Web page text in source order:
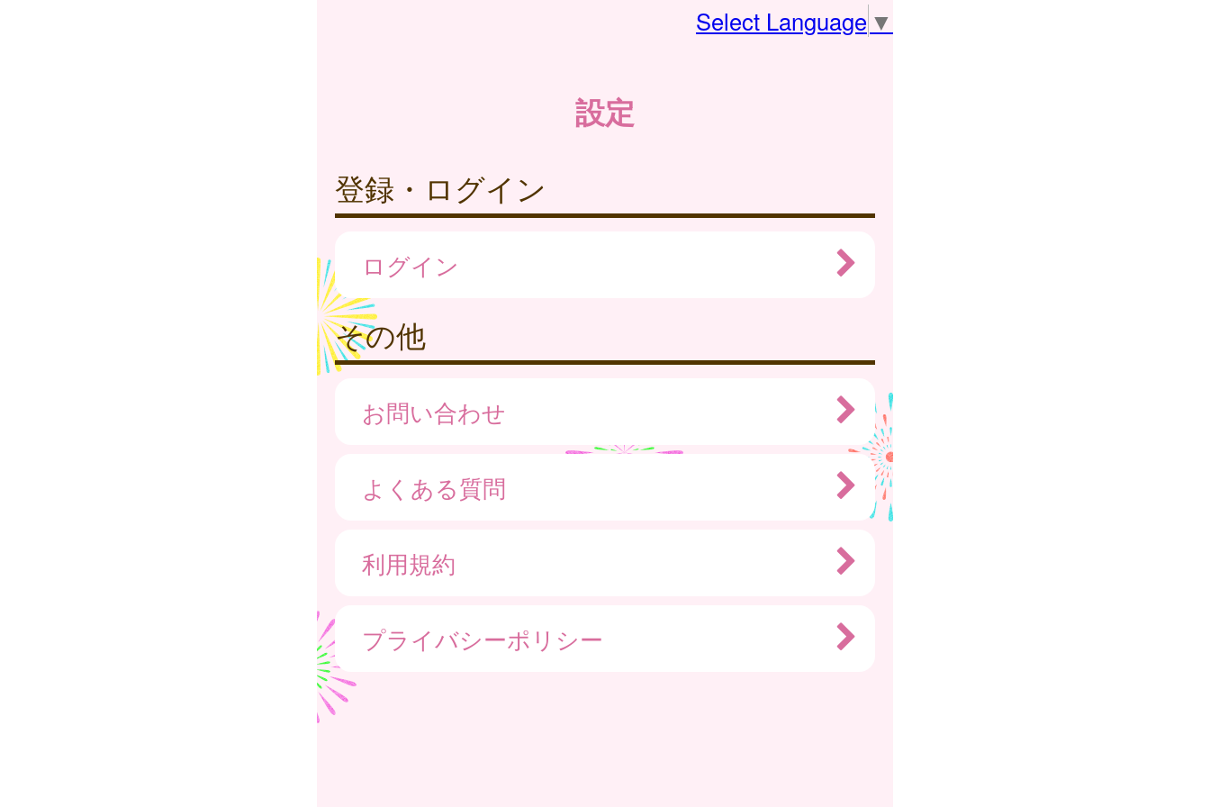
Select Language ▼
設定
登録・ログイン
ログイン
その他
お問い合わせ
よくある質問
利用規約
プライバシーポリシー